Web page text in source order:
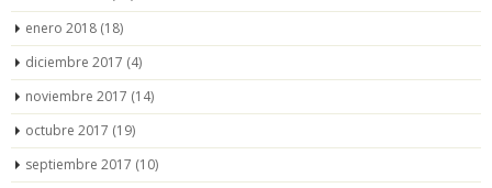
enero 2018 (18)
diciembre 2017 (4)
noviembre 2017 (14)
octubre 2017 (19)
septiembre 2017 (10)